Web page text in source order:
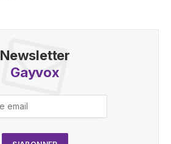
Newsletter
Gayvox